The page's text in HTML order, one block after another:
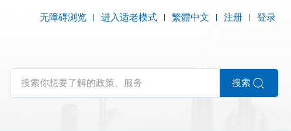
无障碍浏览 进入适老模式 繁體中文 注册 登录
搜索